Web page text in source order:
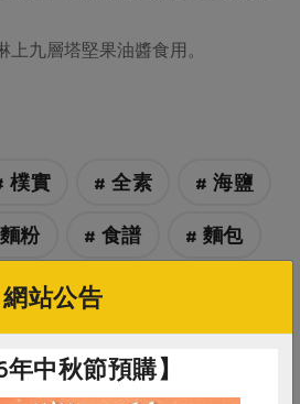
上九層塔堅果油醬食用。
樸實 # 全素 # 海鹽
粉 # 食譜 # 麵包
網站公告
年中秋節預購】